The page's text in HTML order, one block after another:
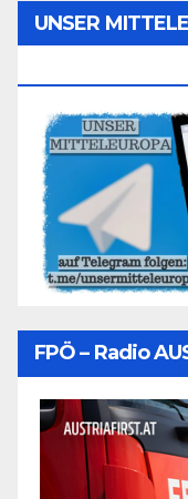
UNSER
FPÖ – Radio